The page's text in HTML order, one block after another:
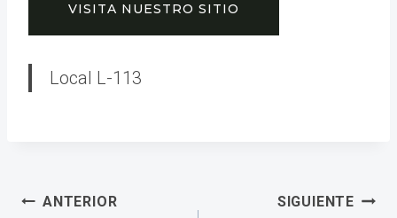
VISITA NUESTRO SITIO
Local L-113
Navegación
ANTERIOR SIGUIENTE